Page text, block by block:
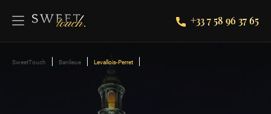
+33 7 58 96 37 65
SweetTouch Banlieue Levallois-Perret